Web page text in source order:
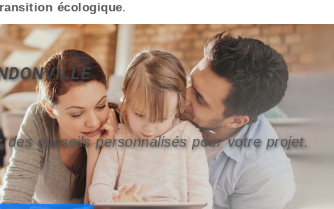
écologique.
conseils personnalisés pour votre projet.